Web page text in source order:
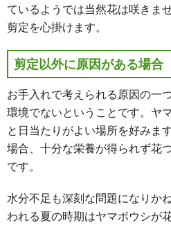
ているようでは当然花は咲きま
剪定を心掛けます。
剪定以外に原因がある場合
お手入れで考えられる原因の一
環境でないということです。ヤ
と日当たりがよい場所を好みま
場合、十分な栄養が得られず花
です。
水分不足も深刻な問題になりか
われる夏の時期はヤマボウシが